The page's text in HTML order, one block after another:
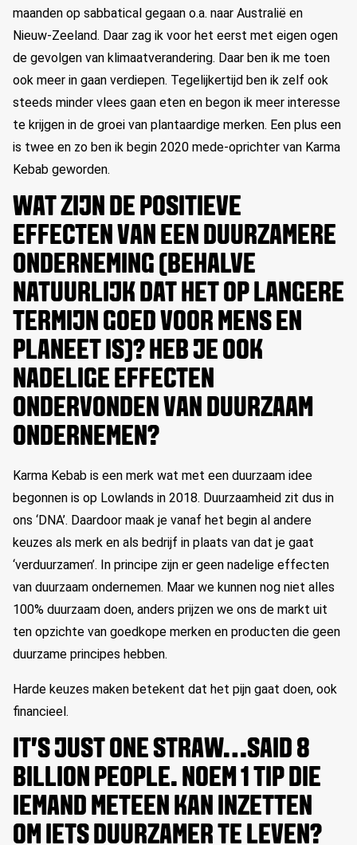
maanden op sabbatical gegaan o.a. naar Australië en
Nieuw-Zeeland. Daar zag ik voor het eerst met eigen ogen
de gevolgen van klimaatverandering. Daar ben ik me toen
ook meer in gaan verdiepen. Tegelijkertijd ben ik zelf ook
steeds minder vlees gaan eten en begon ik meer interesse
te krijgen in de groei van plantaardige merken. Een plus een
is twee en zo ben ik begin 2020 mede-oprichter van Karma
Kebab geworden.
WAT ZIJN DE POSITIEVE
EFFECTEN VAN EEN DUURZAMERE
ONDERNEMING (BEHALVE
NATUURLIJK DAT HET OP LANGERE
TERMIJN GOED VOOR MENS EN
PLANEET IS)? HEB JE OOK
NADELIGE EFFECTEN
ONDERVONDEN VAN DUURZAAM
ONDERNEMEN?
Karma Kebab is een merk wat met een duurzaam idee
begonnen is op Lowlands in 2018. Duurzaamheid zit dus in
ons ‘DNA’. Daardoor maak je vanaf het begin al andere
keuzes als merk en als bedrijf in plaats van dat je gaat
‘verduurzamen’. In principe zijn er geen nadelige effecten
van duurzaam ondernemen. Maar we kunnen nog niet alles
100% duurzaam doen, anders prijzen we ons de markt uit
ten opzichte van goedkope merken en producten die geen
duurzame principes hebben.
Harde keuzes maken betekent dat het pijn gaat doen, ook
financieel.
IT’S JUST ONE STRAW…SAID 8
BILLION PEOPLE. NOEM 1 TIP DIE
IEMAND METEEN KAN INZETTEN
OM IETS DUURZAMER TE LEVEN?